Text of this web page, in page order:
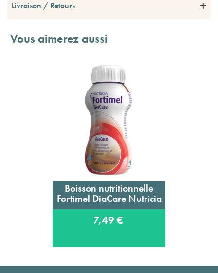
Livraison / Retours
Vous aimerez aussi
Boisson nutritionnelle
Fortimel DiaCare Nutricia
7,49 €